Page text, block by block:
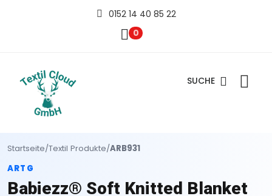
0152 14 40 85 22
0
SUCHE
Startseite/Textil Produkte/ARB931
ARTG
Babiezz® Soft Knitted Blanket